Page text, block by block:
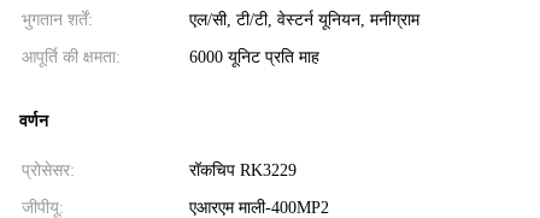
भुगतान शर्तें: एल/सी, टी/टी, वेस्टर्न यूनियन, मनीग्राम
आपूर्ति की क्षमता: 6000 यूनिट प्रति माह
वर्णन
प्रोसेसर: रॉकचिप RK3229
जीपीयू: एआरएम माली-400MP2